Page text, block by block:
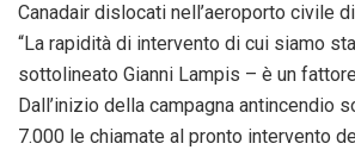
Canadair dislocati nell’aeroporto civile di
“La rapidità di intervento di cui siamo
sottolineato Gianni Lampis – è un
Dall’inizio della campagna antincendio
7.000 le chiamate al pronto intervento